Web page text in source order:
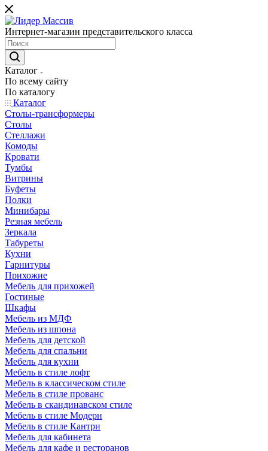
Интернет-магазин представительского класса
Каталог
По всему сайту
По каталогу
Каталог
Столы-трансформеры
Столы
Стеллажи
Комоды
Кровати
Тумбы
Витрины
Буфеты
Полки
Минибары
Резная мебель
Зеркала
Табуреты
Кухни
Гарнитуры
Прихожие
Мебель для прихожей
Гостиные
Шкафы
Мебель из МДФ
Мебель из шпона
Мебель для детской
Мебель для спальни
Мебель для кухни
Мебель в стиле лофт
Мебель в классическом стиле
Мебель в стиле прованс
Мебель в скандинавском стиле
Мебель в стиле Модерн
Мебель в стиле Кантри
Мебель для кабинета
Мебель для кафе и ресторанов